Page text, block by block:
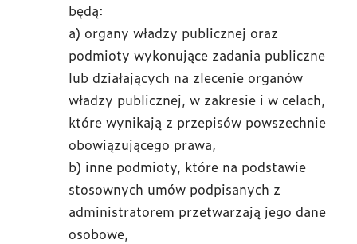
będą:
a) organy władzy publicznej oraz
podmioty wykonujące zadania publiczne
lub działających na zlecenie organów
władzy publicznej, w zakresie i w celach,
które wynikają z przepisów powszechnie
obowiązującego prawa,
b) inne podmioty, które na podstawie
stosownych umów podpisanych z
administratorem przetwarzają jego dane
osobowe,